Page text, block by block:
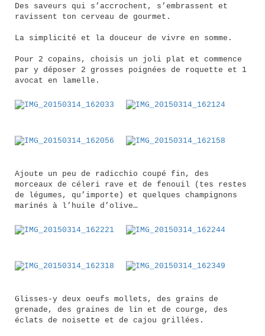
Des saveurs qui s’accrochent, s’embrassent et
ravissent ton cerveau de gourmet.
La simplicité et la douceur de vivre en somme.
Pour 2 copains, choisis un joli plat et commence
par y déposer 2 grosses poignées de roquette et 1
avocat en lamelle.
Ajoute un peu de radicchio coupé fin, des
morceaux de céleri rave et de fenouil (tes restes
de légumes, qu’importe) et quelques champignons
marinés à l’huile d’olive…
Glisses-y deux oeufs mollets, des grains de
grenade, des graines de lin et de courge, des
éclats de noisette et de cajou grillées.